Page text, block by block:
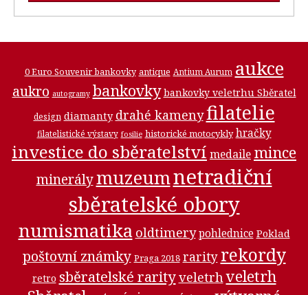
0 Euro Souvenir bankovky antique Antium Aurum aukce
aukro autogramy bankovky bankovky veletrhu Sběratel
design diamanty drahé kamenyfilatelie
filatelistické výstavy fosilie historické motocykly hračky
investice do sběratelství medaile mince
minerálymuzeumnetradiční
sběratelské obory
numismatika oldtimery pohlednice Poklad
poštovní známky Praga 2018 rarity rekordy
retro sběratelské rarityveletrhveletrh